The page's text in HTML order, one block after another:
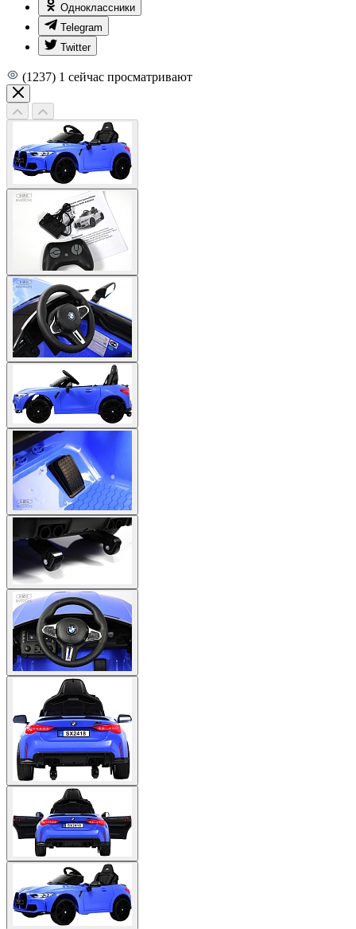
Одноклассники
Telegram
Twitter
(1237) 1 сейчас просматривают